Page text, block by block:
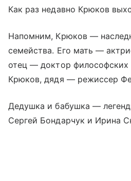
Как раз недавно Крюков
Напомним, Крюков —
семейства. Его мать —
отец — доктор философских
Крюков, дядя — режиссер
Дедушка и бабушка —
Сергей Бондарчук и Ирина